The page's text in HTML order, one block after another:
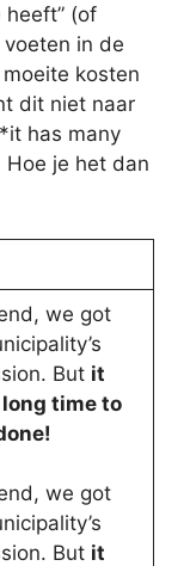
heeft” (of
in de
kosten
dit niet naar
has many
je het dan
we got
But it
time to
we got
But it